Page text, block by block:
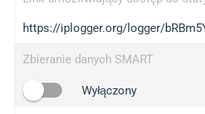
iplogger.com
maper.info
2no.co
https://iplogger.org/logger/
Zbieranie danych SMART
Wyłączony